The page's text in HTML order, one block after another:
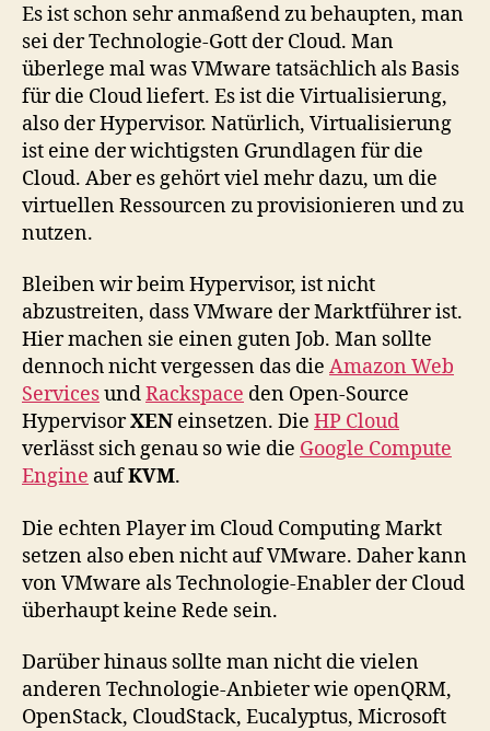
Es ist schon sehr anmaßend zu behaupten, man
sei der Technologie-Gott der Cloud. Man
überlege mal was VMware tatsächlich als Basis
für die Cloud liefert. Es ist die Virtualisierung,
also der Hypervisor. Natürlich, Virtualisierung
ist eine der wichtigsten Grundlagen für die
Cloud. Aber es gehört viel mehr dazu, um die
virtuellen Ressourcen zu provisionieren und zu
nutzen.
Bleiben wir beim Hypervisor, ist nicht
abzustreiten, dass VMware der Marktführer ist.
Hier machen sie einen guten Job. Man sollte
dennoch nicht vergessen das die Amazon Web
ServicesundRackspace den Open-Source
HypervisorXEN einsetzen. Die HP Cloud
verlässt sich genau so wie die Google Compute
Engine aufKVM.
Die echten Player im Cloud Computing Markt
setzen also eben nicht auf VMware. Daher kann
von VMware als Technologie-Enabler der Cloud
überhaupt keine Rede sein.
Darüber hinaus sollte man nicht die vielen
anderen Technologie-Anbieter wie openQRM,
OpenStack, CloudStack, Eucalyptus, Microsoft